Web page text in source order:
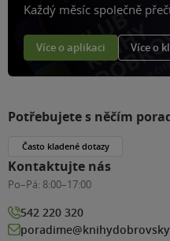
Každý měsíc společně
Více o aplikaci Více o
Potřebujete s něčím
Často kladené dotazy
Kontaktujte nás
Po–Pá: 8:00–17:00
542 220 320